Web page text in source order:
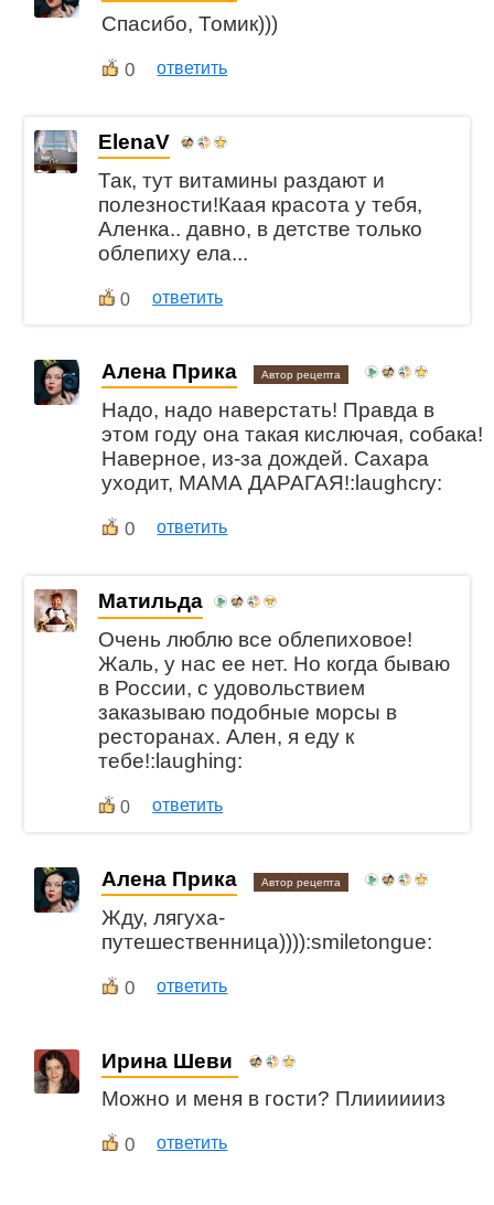
Спасибо, Томик)))
0 ответить
ElenaV
Так, тут витамины раздают и
полезности!Каая красота у тебя,
Аленка.. давно, в детстве только
облепиху ела...
0 ответить
Алена Прика Автор рецепта
Надо, надо наверстать! Правда в
этом году она такая кислючая, собака!
Наверное, из-за дождей. Сахара
уходит, МАМА ДАРАГАЯ!:laughcry:
0 ответить
Матильда
Очень люблю все облепиховое!
Жаль, у нас ее нет. Но когда бываю
в России, с удовольствием
заказываю подобные морсы в
ресторанах. Ален, я еду к
тебе!:laughing:
0 ответить
Алена Прика Автор рецепта
Жду, лягуха-
путешественница)))):smiletongue:
0 ответить
Ирина Шеви
Можно и меня в гости? Плииииииз
0 ответить